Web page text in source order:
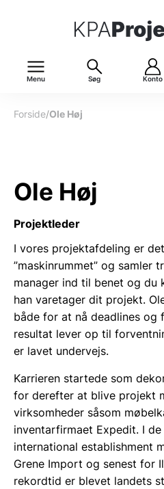
Menu Søg Konto
Forside/Ole Høj
Ole Høj
Projektleder
I vores projektafdeling er
”maskinrummet” og samler
manager ind til benet og
han varetager dit projekt.
både for at nå deadlines og
resultat lever op til
er lavet undervejs.
Karrieren startede som
for derefter at blive projekt
virksomheder såsom
inventarfirmaet Expedit. I
international establishment
Grene Import og senest for
rekordtid er blevet landets